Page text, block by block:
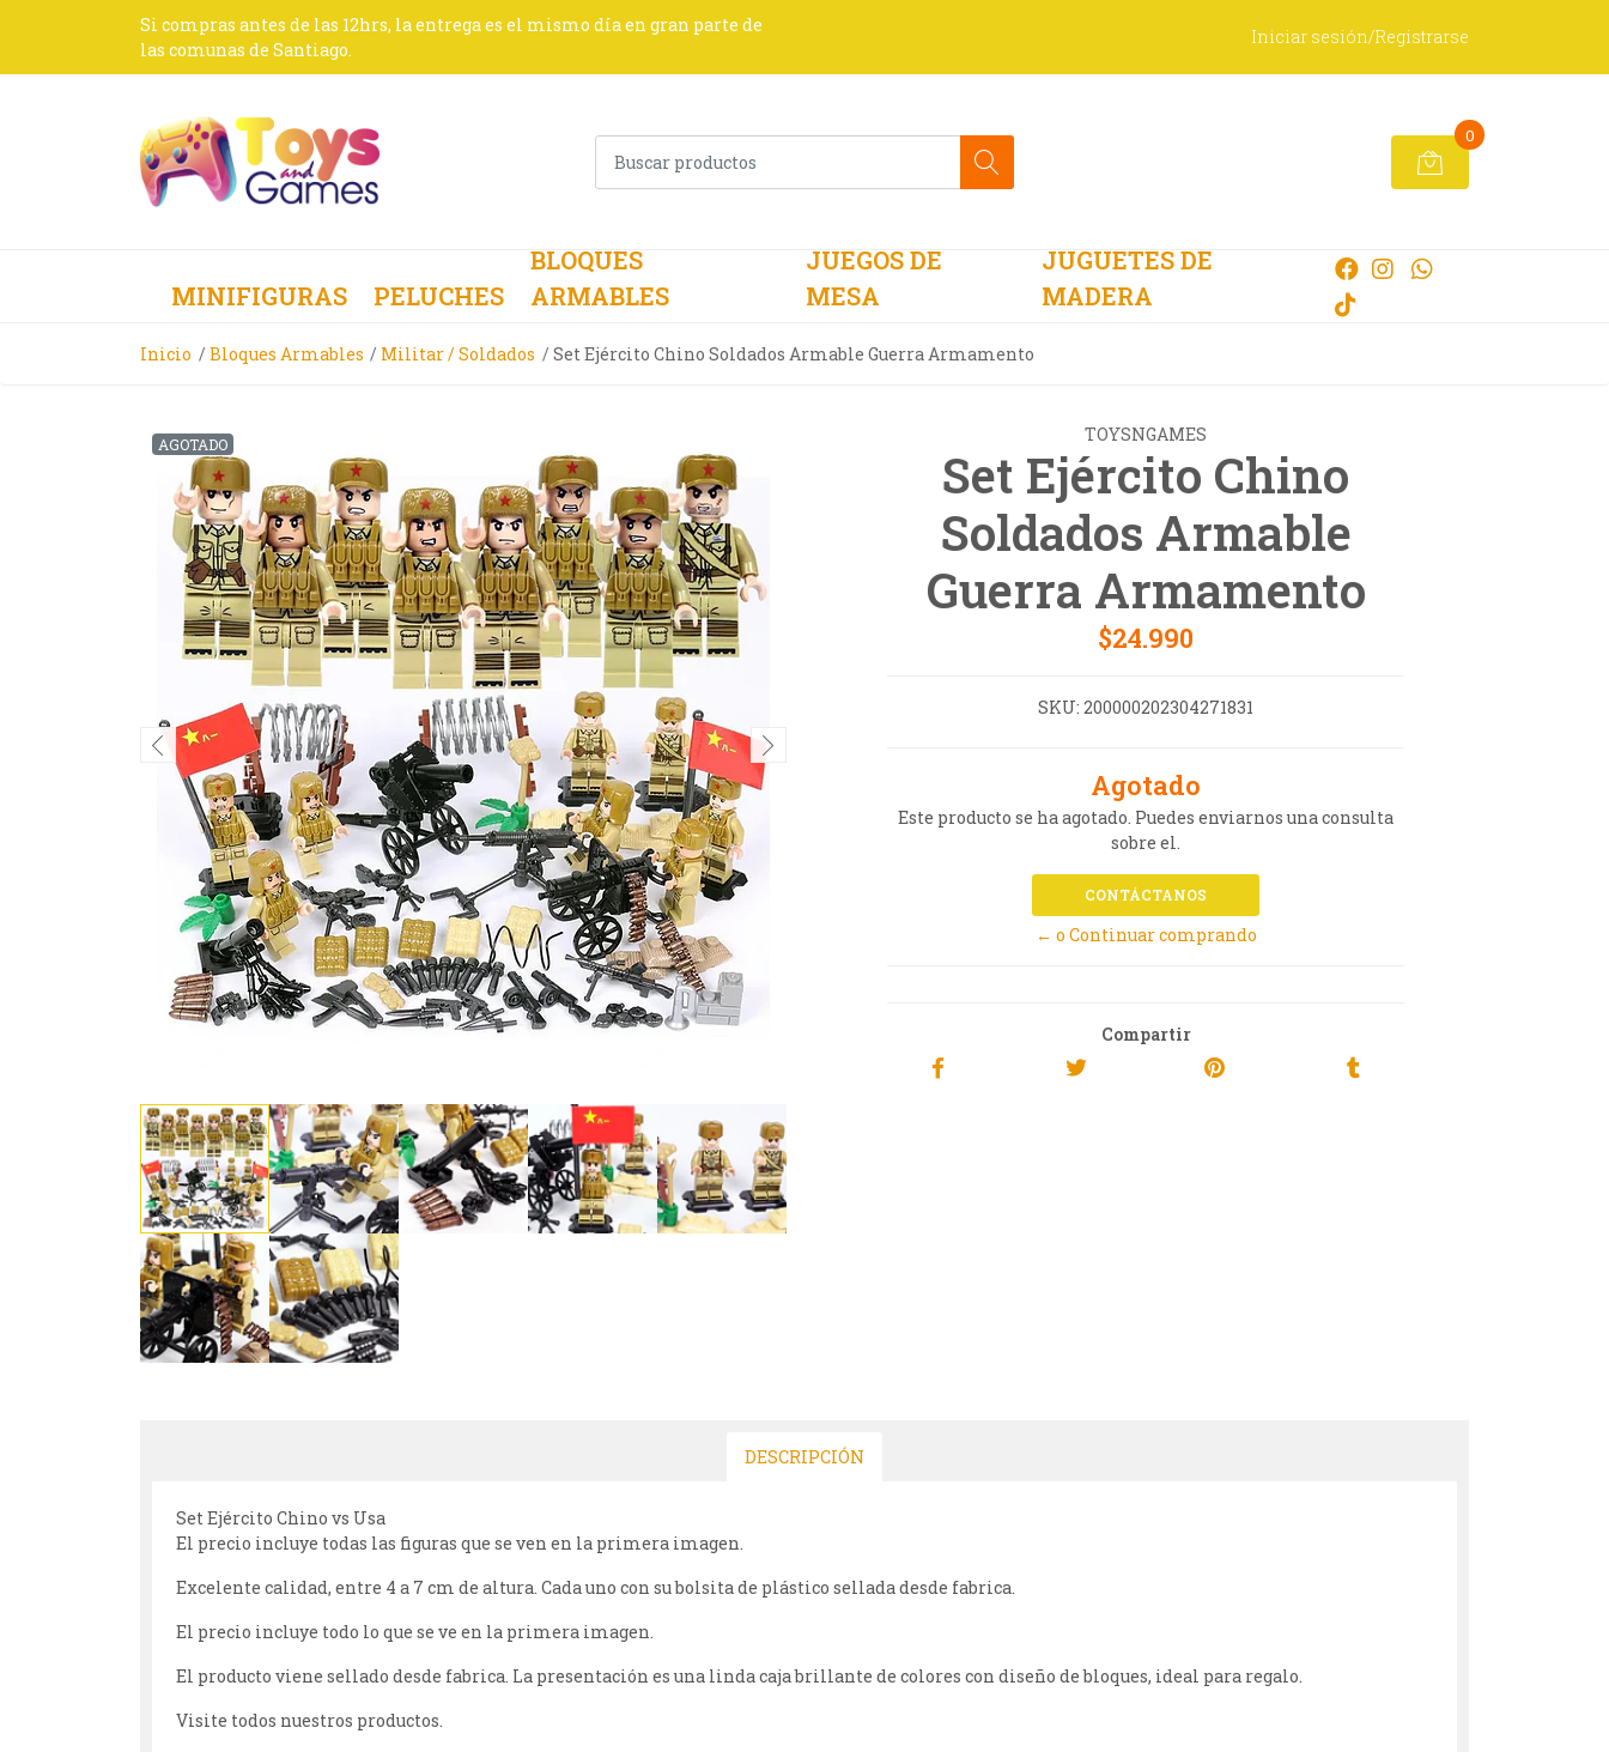
Si compras antes de las 12hrs, la entrega es el mismo día en gran parte de
las comunas de Santiago.
Iniciar sesión/Registrarse
0
MINIFIGURAS PELUCHES
BLOQUES
ARMABLES
JUEGOS DE
MESA
JUGUETES DE
MADERA
Inicio Bloques Armables Militar / Soldados Set Ejército Chino Soldados Armable Guerra Armamento
AGOTADO TOYSNGAMES
Set Ejército Chino
Soldados Armable
Guerra Armamento
$24.990
SKU: 200000202304271831
Agotado
Este producto se ha agotado. Puedes enviarnos una consulta
sobre el.
CONTÁCTANOS
← o Continuar comprando
Compartir
DESCRIPCIÓN
Set Ejército Chino vs Usa
El precio incluye todas las figuras que se ven en la primera imagen.
Excelente calidad, entre 4 a 7 cm de altura. Cada uno con su bolsita de plástico sellada desde fabrica.
El precio incluye todo lo que se ve en la primera imagen.
El producto viene sellado desde fabrica. La presentación es una linda caja brillante de colores con diseño de bloques, ideal para regalo.
Visite todos nuestros productos.